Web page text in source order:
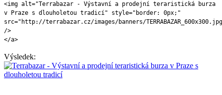
<img alt="Terrabazar - Výstavní a prodejní teraristická burza
v Praze s dlouholetou tradicí" style="border: 0px;"
src="http://terrabazar.cz/images/banners/
/>
</a>
Výsledek: